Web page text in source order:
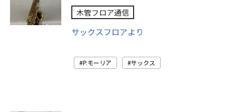
木管フロア通信
サックスフロアより
P.モーリア サックス